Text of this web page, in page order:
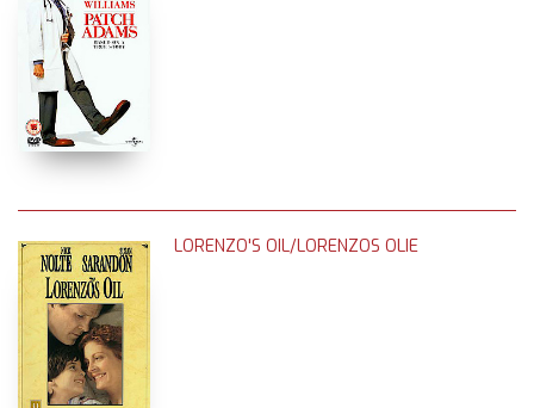
LORENZO'S OIL/LORENZOS OLIE